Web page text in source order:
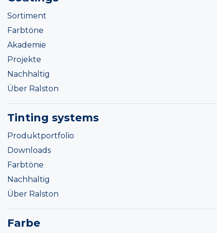
Sortiment
Farbtöne
Akademie
Projekte
Nachhaltig
Über Ralston
Tinting systems
Produktportfolio
Downloads
Farbtöne
Nachhaltig
Über Ralston
Farbe